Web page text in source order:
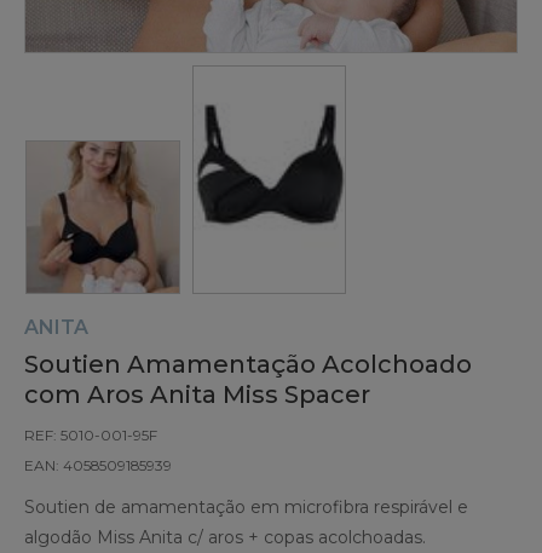
ANITA
Soutien Amamentação Acolchoado
com Aros Anita Miss Spacer
REF: 5010-001-95F
EAN: 4058509185939
Soutien de amamentação em microfibra respirável e
algodão Miss Anita c/ aros + copas acolchoadas.